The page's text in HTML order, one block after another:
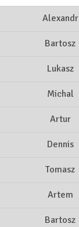
Alexandr
Bartosz
Lukasz
Michal
Artur
Dennis
Tomasz
Artem
Bartosz